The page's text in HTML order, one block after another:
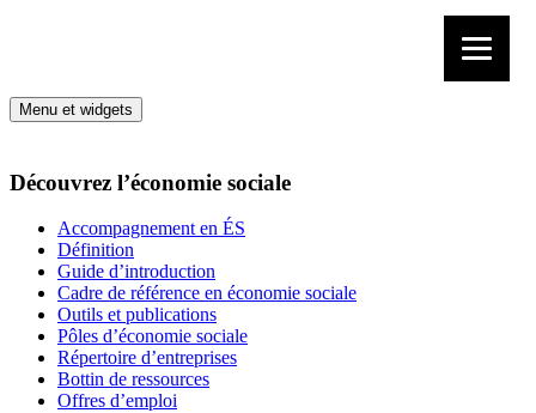
Menu et widgets
Découvrez l’économie sociale
Accompagnement en ÉS
Définition
Guide d’introduction
Cadre de référence en économie sociale
Outils et publications
Pôles d’économie sociale
Répertoire d’entreprises
Bottin de ressources
Offres d’emploi